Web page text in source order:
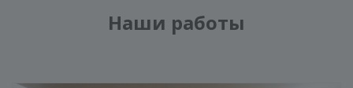
Наши работы